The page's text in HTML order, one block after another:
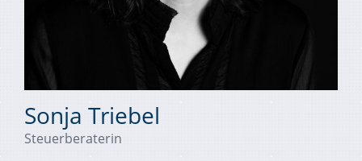
Sonja Triebel
Steuerberaterin